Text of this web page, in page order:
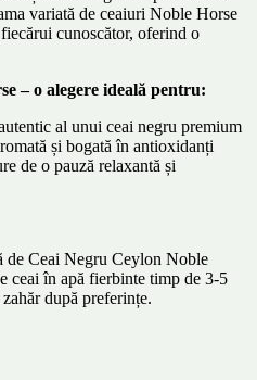
variată de ceaiuri Noble Horse
cunoscător, oferind o
– o alegere ideală pentru:
al unui ceai negru premium
și bogată în antioxidanți
de o pauză relaxantă și
de Ceai Negru Ceylon Noble
ceai în apă fierbinte timp de 3-5
după preferințe.